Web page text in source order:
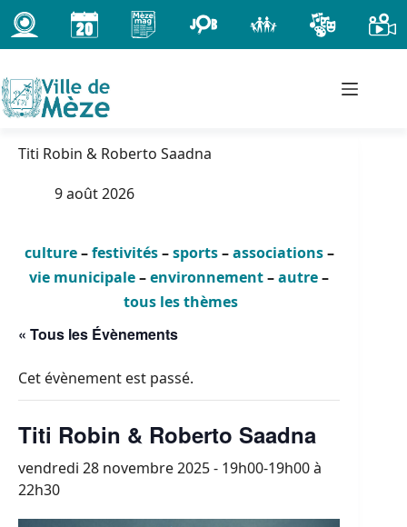
Passer
au
contenu
Titi Robin & Roberto Saadna
9 août 2026
culture–festivités–sports–associations–
vie municipale–environnement–autre–
tous les thèmes
« Tous les Évènements
Cet évènement est passé.
Titi Robin & Roberto Saadna
vendredi 28 novembre 2025 - 19h00-19h00à
22h30